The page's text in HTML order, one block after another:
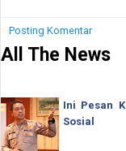
Posting Komentar
All The News
Ini Pesan
Sosial